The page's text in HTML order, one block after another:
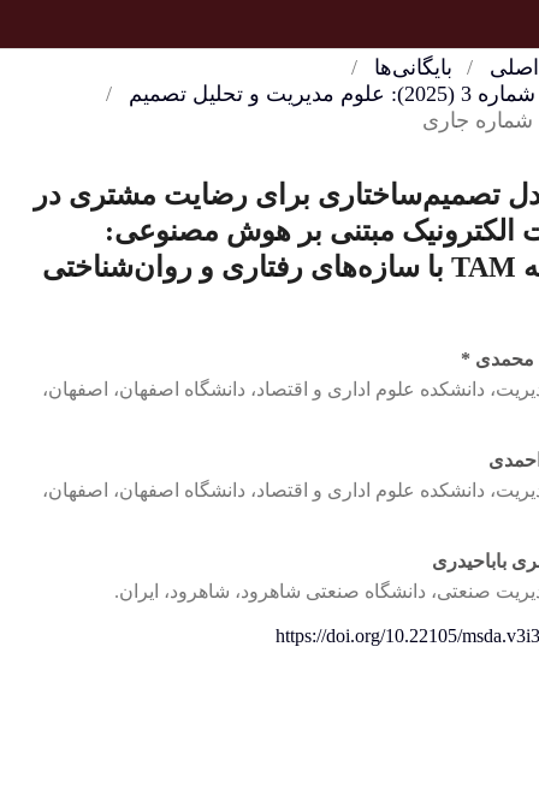
/
/
برای رضایت مشتری در
بر هوش مصنوعی:
و اقتصاد، دانشگاه اصفهان، اصفهان،
و اقتصاد، دانشگاه اصفهان، اصفهان،
شاهرود، شاهرود، ایران.
https://